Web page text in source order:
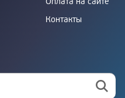
Контакты